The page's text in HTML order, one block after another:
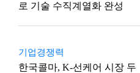
로 기술 수직계열화 완성
기업경쟁력
한국콜마, K-선케어 시장 두